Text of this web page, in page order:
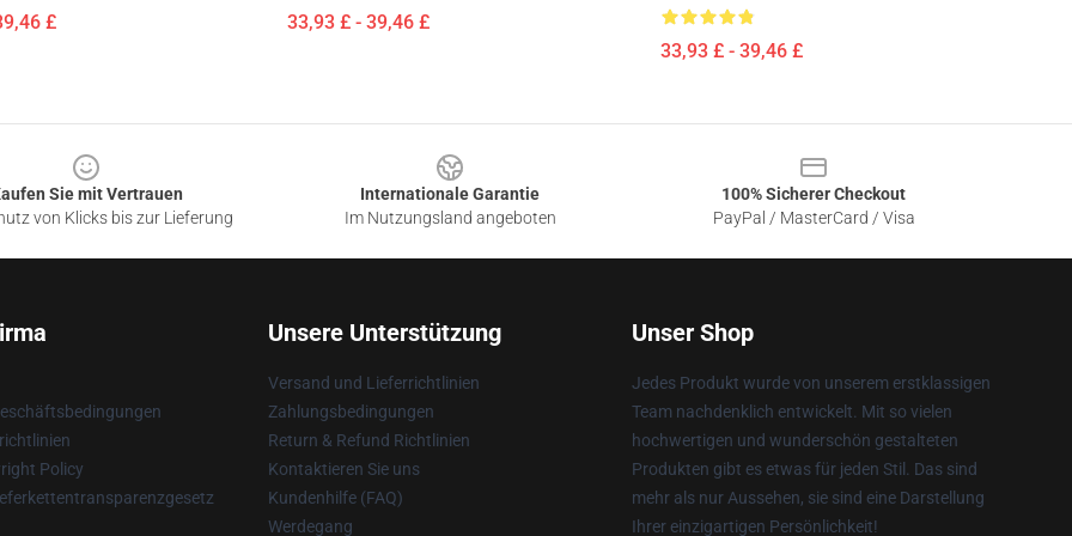
£ 33,93 £ - 39,46 £
33,93 £ - 39,46 £
Sie mit Vertrauen
von Klicks bis zur Lieferung
Internationale Garantie
Im Nutzungsland angeboten
100% Sicherer Checkout
PayPal / MasterCard / Visa
Policy
Unsere Unterstützung
Versand und Lieferrichtlinien
Zahlungsbedingungen
Return & Refund Richtlinien
Kontaktieren Sie uns
Kundenhilfe (FAQ)
Werdegang
Unser Shop
Jedes Produkt wurde von unserem erstklassigen
Team nachdenklich entwickelt. Mit so vielen
hochwertigen und wunderschön gestalteten
Produkten gibt es etwas für jeden Stil. Das sind
mehr als nur Aussehen, sie sind eine Darstellung
Ihrer einzigartigen Persönlichkeit!